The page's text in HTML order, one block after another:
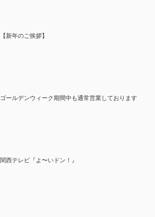
【新年のご挨拶】
ゴールデンウィーク期間中も通常営業しております
関西テレビ『よ〜いドン！』